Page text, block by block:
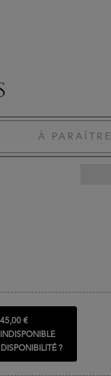
À PARAÎTRE
45,00 €
?